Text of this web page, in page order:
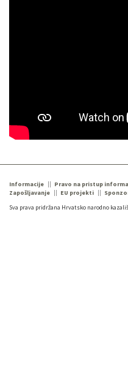
Informacije Pravo na pristup
Zapošljavanje
EU projekti
Sva prava pridržana Hrvatsko narodno